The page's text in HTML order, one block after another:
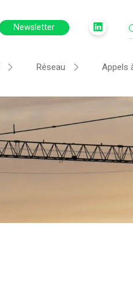
Newsletter
Réseau Appels